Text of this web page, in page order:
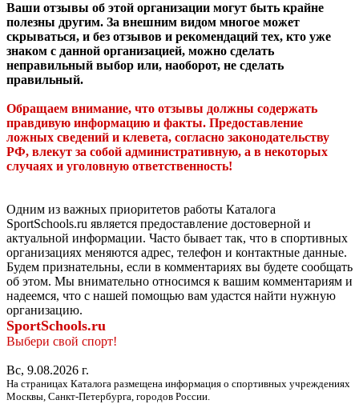
Ваши отзывы об этой организации могут быть крайне
полезны другим. За внешним видом многое может
скрываться, и без отзывов и рекомендаций тех, кто уже
знаком с данной организацией, можно сделать
неправильный выбор или, наоборот, не сделать
правильный.
Обращаем внимание, что отзывы должны содержать
правдивую информацию и факты. Предоставление
ложных сведений и клевета, согласно законодательству
РФ, влекут за собой административную, а в некоторых
случаях и уголовную ответственность!
Одним из важных приоритетов работы Каталога
SportSchools.ru является предоставление достоверной и
актуальной информации. Часто бывает так, что в спортивных
организациях меняются адрес, телефон и контактные данные.
Будем признательны, если в комментариях вы будете сообщать
об этом. Мы внимательно относимся к вашим комментариям и
надеемся, что с нашей помощью вам удастся найти нужную
организацию.
SportSchools.ru
Выбери свой спорт!
Вс, 9.08.2026 г.
На страницах Каталога размещена информация о спортивных учреждениях
Москвы, Санкт-Петербурга, городов России.